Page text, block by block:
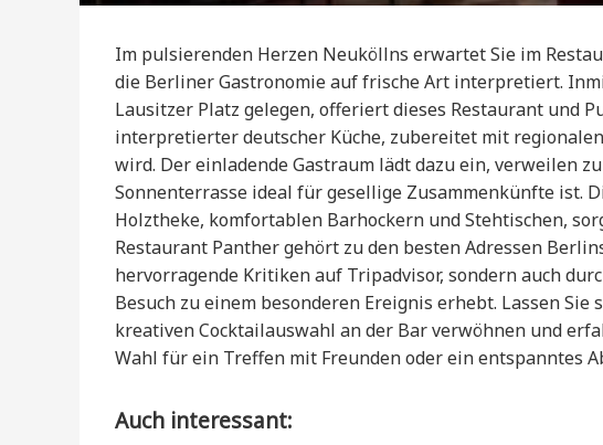
Im pulsierenden Herzen Neuköllns erwartet Sie im
die Berliner Gastronomie auf frische Art interpretiert.
Lausitzer Platz gelegen, offeriert dieses Restaurant und
interpretierter deutscher Küche, zubereitet mit
wird. Der einladende Gastraum lädt dazu ein, verweilen
Sonnenterrasse ideal für gesellige Zusammenkünfte ist.
Holztheke, komfortablen Barhockern und Stehtischen,
Restaurant Panther gehört zu den besten Adressen
hervorragende Kritiken auf Tripadvisor, sondern auch
Besuch zu einem besonderen Ereignis erhebt. Lassen
kreativen Cocktailauswahl an der Bar verwöhnen und
Wahl für ein Treffen mit Freunden oder ein entspanntes
Auch interessant: